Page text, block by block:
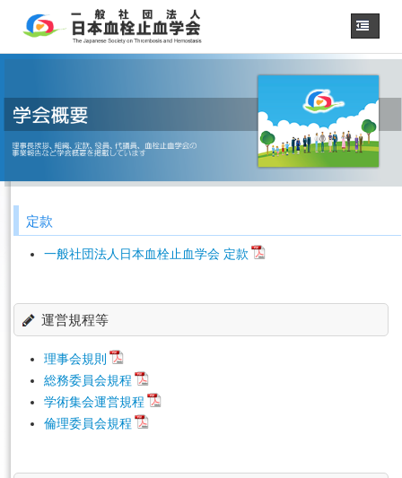
学会概要・理事長挨拶
各種委員会
用語集
認定医制度
会員専用
事務手続き（入退会・変更）
リンク
定款
一般社団法人日本血栓止血学会 定款
運営規程等
理事会規則
総務委員会規程
学術集会運営規程
倫理委員会規程